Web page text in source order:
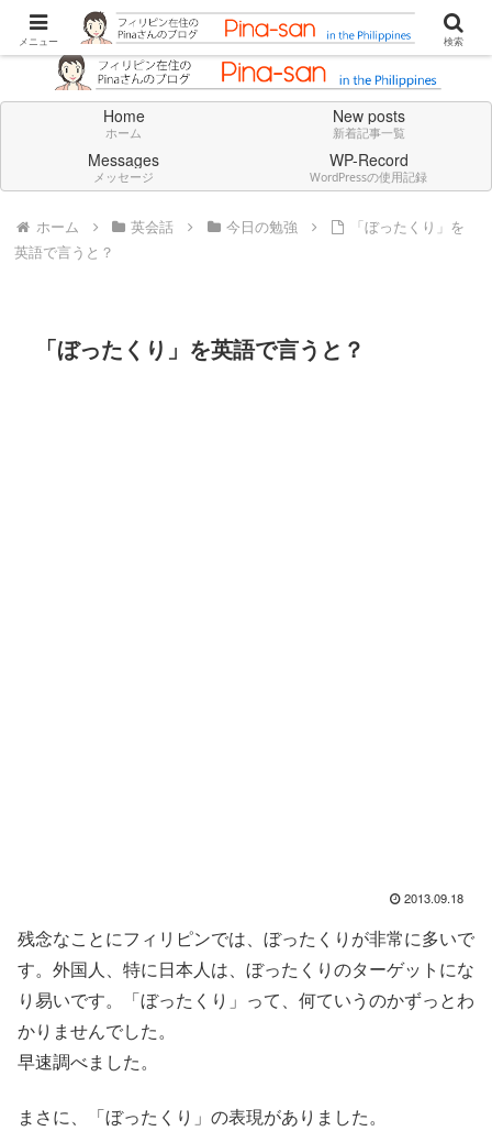
Don't think deeply. Feel always in English.
Home
ホーム
New posts
新着記事一覧
Messages
メッセージ
WP-Record
WordPressの使用記録
ホーム 英会話 今日の勉強
「ぼったくり」を
英語で言うと？
「ぼったくり」を英語で言うと？
2013.09.18
残念なことにフィリピンでは、ぼったくりが非常に多いで
す。外国人、特に日本人は、ぼったくりのターゲットにな
り易いです。「ぼったくり」って、何ていうのかずっとわ
かりませんでした。
早速調べました。
まさに、「ぼったくり」の表現がありました。
メニュー 検索